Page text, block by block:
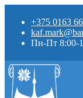
+375 0163
Пн-Пт 8:00-